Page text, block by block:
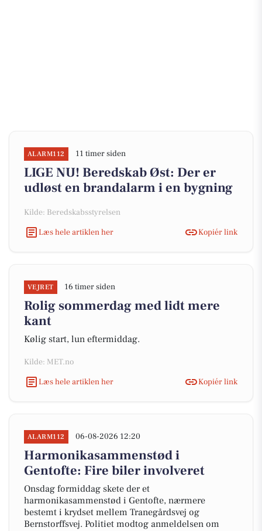
ALARM112 11 timer siden
LIGE NU! Beredskab Øst: Der er
udløst en brandalarm i en bygning
Kilde: Beredskabsstyrelsen
Læs hele artiklen her
Kopiér link
VEJRET 16 timer siden
Rolig sommerdag med lidt mere
kant
Kølig start, lun eftermiddag.
Kilde: MET.no
Læs hele artiklen her
Kopiér link
ALARM112 06-08-2026 12:20
Harmonikasammenstød i
Gentofte: Fire biler involveret
Onsdag formiddag skete der et
harmonikasammenstød i Gentofte, nærmere
bestemt i krydset mellem Tranegårdsvej og
Bernstorffsvej. Politiet modtog anmeldelsen om